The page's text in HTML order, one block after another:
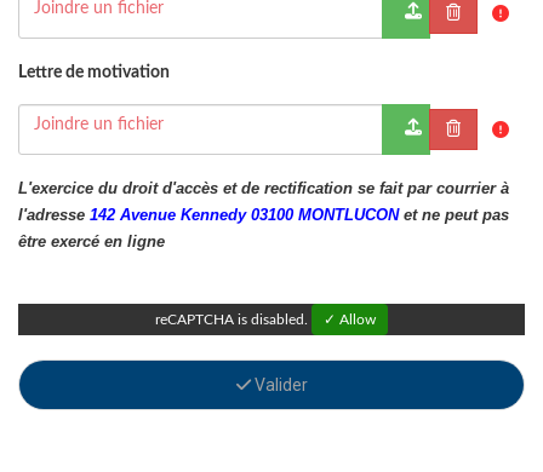
Joindre un fichier
Lettre de motivation
Joindre un fichier
L'exercice du droit d'accès et de rectification se fait par courrier à
l'adresse 142 Avenue Kennedy 03100 MONTLUCONet ne peut pas
être exercé en ligne
reCAPTCHA is disabled. ✓ Allow
Valider